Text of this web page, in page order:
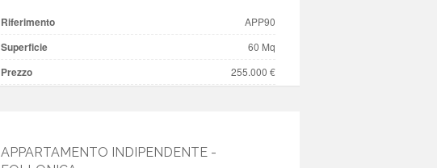
Riferimento APP90
Superficie 60 Mq
Prezzo 255.000 €
APPARTAMENTO INDIPENDENTE -